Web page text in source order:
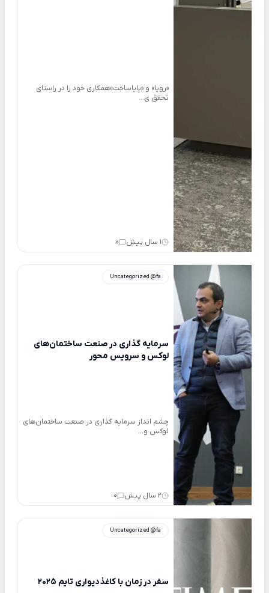
«رویا» و «پایاساخت»همکاری خود را در راستای
تحقق ی...
1 سال پیش 0
Uncategorized @fa
سرمایه گذاری در صنعت ساختمان‌های
لوکس و سرویس محور
چشم انداز سرمایه گذاری در صنعت ساختمان‌های
لوکس و...
2 سال پیش 0
Uncategorized @fa
سفر در زمان با کاغذدیواری تایم 2025